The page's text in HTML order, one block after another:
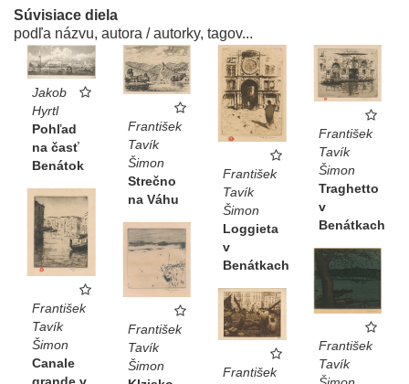
Súvisiace diela
podľa názvu, autora / autorky, tagov...
Jakob
Hyrtl
Pohľad
na časť
Benátok
František
Tavík
Šimon
Strečno
na Váhu
František
Tavík
Šimon
Loggieta
v
Benátkach
František
Tavík
Šimon
Traghetto
v
Benátkach
František
Tavík
Šimon
Canale
František
Tavík
Šimon
František
Tavík
František